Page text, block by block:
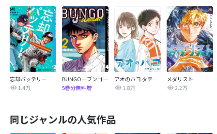
忘却バッテリー
1.4万
BUNGO―ブンゴ―
5巻分無料増
アオのハコ タテカラー版【タテヨミ】
1.8万
メダリスト
2.2万
同じジャンルの人気作品